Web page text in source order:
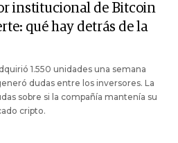
institucional de Bitcoin
qué hay detrás de la
1.550 unidades una semana
dudas entre los inversores. La
sobre si la compañía mantenía su
cripto.